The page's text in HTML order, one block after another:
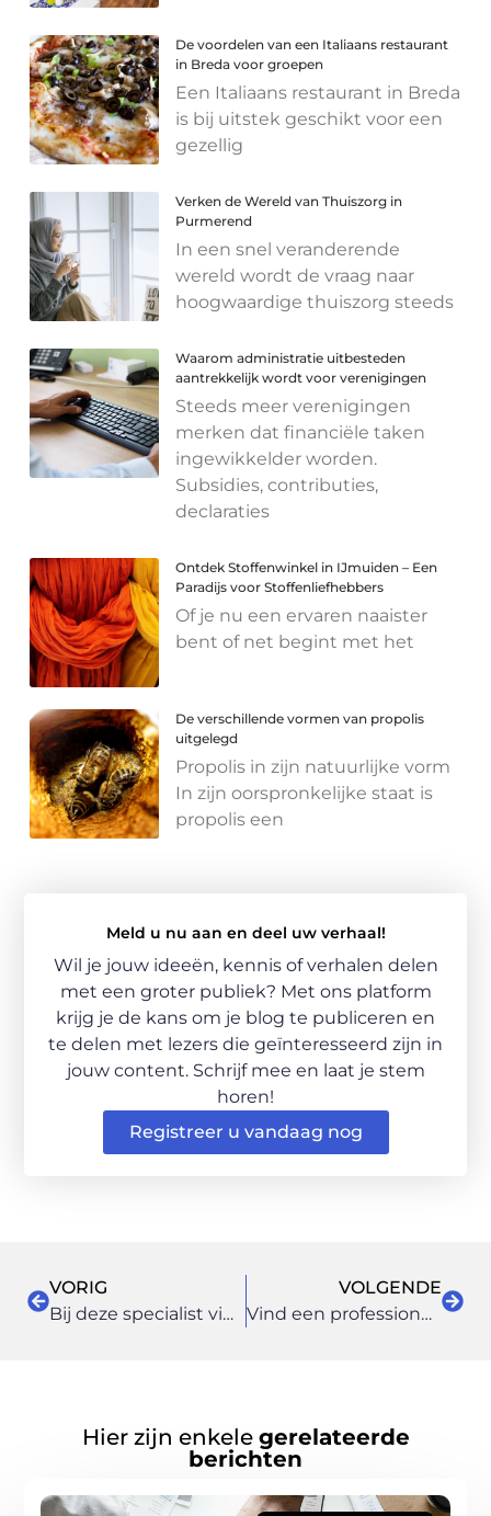
De voordelen van een Italiaans restaurant
in Breda voor groepen
Een Italiaans restaurant in Breda
is bij uitstek geschikt voor een
gezellig
Verken de Wereld van Thuiszorg in
Purmerend
In een snel veranderende
wereld wordt de vraag naar
hoogwaardige thuiszorg steeds
Waarom administratie uitbesteden
aantrekkelijk wordt voor verenigingen
Steeds meer verenigingen
merken dat financiële taken
ingewikkelder worden.
Subsidies, contributies,
declaraties
Ontdek Stoffenwinkel in IJmuiden – Een
Paradijs voor Stoffenliefhebbers
Of je nu een ervaren naaister
bent of net begint met het
De verschillende vormen van propolis
uitgelegd
Propolis in zijn natuurlijke vorm
In zijn oorspronkelijke staat is
propolis een
Meld u nu aan en deel uw verhaal!
Wil je jouw ideeën, kennis of verhalen delen
met een groter publiek? Met ons platform
krijg je de kans om je blog te publiceren en
te delen met lezers die geïnteresseerd zijn in
jouw content. Schrijf mee en laat je stem
horen!
Registreer u vandaag nog
VORIG
Bij deze specialist vindt u een geschikte zuivelkoppeling voor uw toepassing
VOLGENDE
Vind een professionele elektricien in Hengelo
Hier zijn enkele gerelateerde
berichten